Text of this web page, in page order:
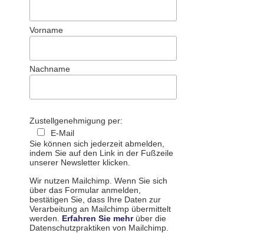
Vorname
Nachname
Zustellgenehmigung per:
E-Mail
Sie können sich jederzeit abmelden,
indem Sie auf den Link in der Fußzeile
unserer Newsletter klicken.
Wir nutzen Mailchimp. Wenn Sie sich
über das Formular anmelden,
bestätigen Sie, dass Ihre Daten zur
Verarbeitung an Mailchimp übermittelt
werden. Erfahren Sie mehrüber die
Datenschutzpraktiken von Mailchimp.